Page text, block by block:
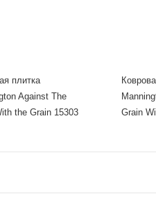
плитка
Against The
the Grain 15303
Grain